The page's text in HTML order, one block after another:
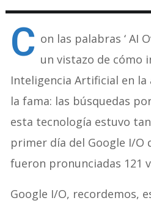
C on las palabras ‘ AI
un vistazo de cómo
Inteligencia Artificial en la
la fama: las búsquedas
esta tecnología estuvo
primer día del Google I/O
fueron pronunciadas 121
Google I/O, recordemos,